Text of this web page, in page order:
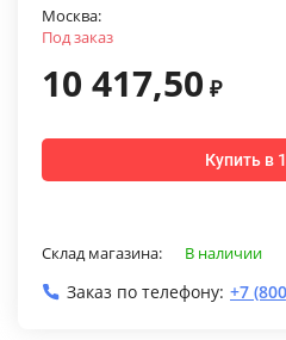
Москва:
Под заказ
10 417,50 ₽
Купить в
Склад магазина: В наличии
Заказ по телефону: +7